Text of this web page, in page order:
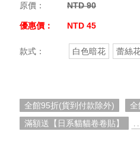
原價： NTD 90
優惠價： NTD 45
款式： 白色暗花 蕾絲
全館95折(貨到付款除外)
全
滿額送【日系貓貓卷卷貼】
.